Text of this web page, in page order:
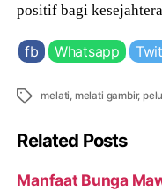
positif bagi
fb Whatsapp
Tags melati, melati gambir,
Related Posts
Manfaat Bunga